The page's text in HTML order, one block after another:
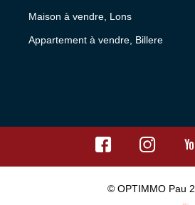
Maison à vendre, Lons
Appartement à vendre, Billere
© OPTIMMO Pau